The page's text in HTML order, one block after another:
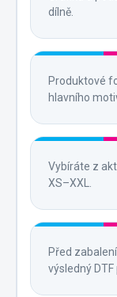
dílně.
Produktové
hlavního
Vybíráte z
XS–XXL.
Před
výsledný DTF